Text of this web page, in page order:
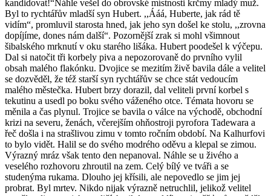
kandidovat!“Náhle vešel do obrovské místnosti krčmy mladý muž.
Byl to rychtářův mladší syn Hubert. ,,Ááá, Huberte, jak rád tě
vidím“, promluvil starosta hned, jak jeho syn došel ke stolu, ,,zrovna
dopíjíme, dones nám další“. Pozornější zrak si mohl všimnout
šibalského mrknutí v oku starého lišáka. Hubert poodešel k výčepu.
Dal si natočit tři korbely piva a nepozorovaně do prvního vylil
obsah malého flakónku. Dvojice se mezitím živě bavila dále a velitel
se dozvěděl, že též starší syn rychtářův se chce stát vedoucím
malého městečka. Hubert brzy dorazil, dal veliteli první korbel s
tekutinu a usedl po boku svého váženého otce. Témata hovoru se
měnila a čas plynul. Trojice se bavila o válce na východě, obchodní
krizi na severu, ženách, včerejším ohňostroji pyrofora Tadewara a
řeč došla i na strašlivou zimu v tomto ročním období. Na Kalhurfovi
to bylo vidět. Halil se do svého modrého oděvu a klepal se zimou.
Výrazný mráz však tento den nepanoval. Náhle se u živého a
veselého rozhovoru zhroutil na zem. Celý bílý ve tváři a se
studenýma rukama. Dlouho jej křísili, ale nepovedlo se jim jej
probrat. Byl mrtev. Nikdo nijak výrazně netruchlil, jelikož velitel